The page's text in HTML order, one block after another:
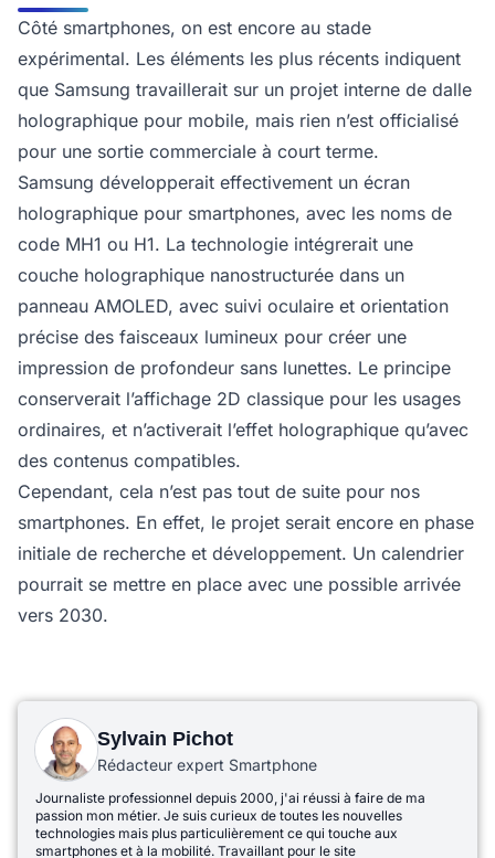
Côté smartphones, on est encore au stade
expérimental. Les éléments les plus récents indiquent
que Samsung travaillerait sur un projet interne de dalle
holographique pour mobile, mais rien n’est officialisé
pour une sortie commerciale à court terme.
Samsung développerait effectivement un écran
holographique pour smartphones, avec les noms de
code MH1 ou H1. La technologie intégrerait une
couche holographique nanostructurée dans un
panneau AMOLED, avec suivi oculaire et orientation
précise des faisceaux lumineux pour créer une
impression de profondeur sans lunettes. Le principe
conserverait l’affichage 2D classique pour les usages
ordinaires, et n’activerait l’effet holographique qu’avec
des contenus compatibles.
Cependant, cela n’est pas tout de suite pour nos
smartphones. En effet, le projet serait encore en phase
initiale de recherche et développement. Un calendrier
pourrait se mettre en place avec une possible arrivée
vers 2030.
Sylvain Pichot
Rédacteur expert Smartphone
Journaliste professionnel depuis 2000, j'ai réussi à faire de ma
passion mon métier. Je suis curieux de toutes les nouvelles
technologies mais plus particulièrement ce qui touche aux
smartphones et à la mobilité. Travaillant pour le site